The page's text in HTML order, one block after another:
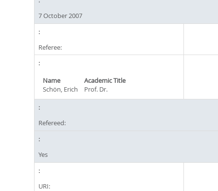
7 October 2007
Referee:
Name
Academic Title
Schön, Erich
Prof. Dr.
Refereed:
Yes
URI: